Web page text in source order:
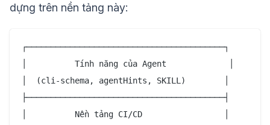
dựng trên nền tảng này:
┌─────────────────────────────────────────┐
│          Tính năng của Agent             │
│  (cli-schema, agentHints, SKILL)        │
├─────────────────────────────────────────┤
│          Nền tảng CI/CD                 │